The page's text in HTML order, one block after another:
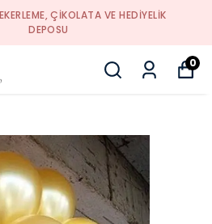
ÇIKOLATA VE HEDIYELIK
DEPOSU
0